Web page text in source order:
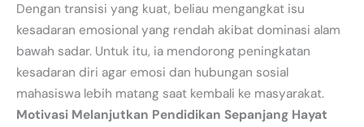
Dengan transisi yang kuat, beliau mengangkat isu
kesadaran emosional yang rendah akibat dominasi alam
bawah sadar. Untuk itu, ia mendorong peningkatan
kesadaran diri agar emosi dan hubungan sosial
mahasiswa lebih matang saat kembali ke masyarakat.
Motivasi Melanjutkan Pendidikan Sepanjang Hayat